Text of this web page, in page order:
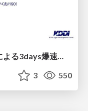
スクラムマスターの観察眼 〜AIによる3days爆速キャッチアップと次の一手〜/The Scrum Master's Insight: Lightning-Fast 3-Day Catch-Up with AI and the Next Move
3 550